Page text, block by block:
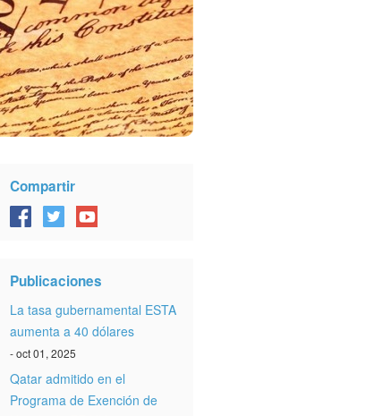
Compartir
Publicaciones
La tasa gubernamental ESTA
aumenta a 40 dólares
- oct 01, 2025
Qatar admitido en el
Programa de Exención de